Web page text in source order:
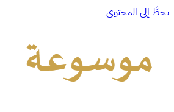
تخطَّ إلى المحتوى